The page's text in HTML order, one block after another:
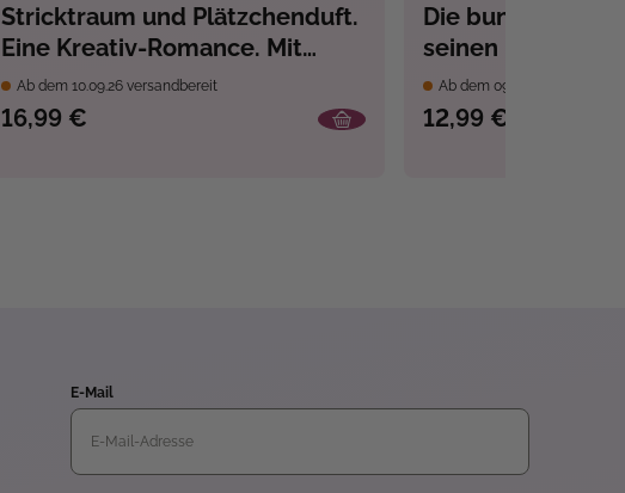
Stricktraum und Plätzchenduft.
Eine Kreativ-Romance. Mit
Muster-Schal-Knit-Along.
Adventskalenderbuch (Band 2)
Ab dem 10.09.26 versandbereit
16,99 €
Die bunte Welt
seinen Freunden
Ab dem 09.10.26
12,99 €
E-Mail